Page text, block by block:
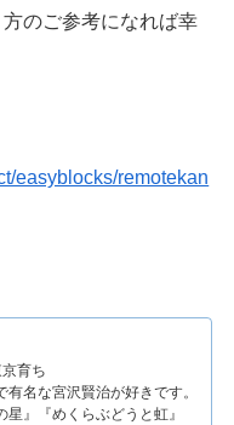
のご参考になれば幸
easyblocks/remotekan
育ち
有名な宮沢賢治が好きです。
』『めくらぶどうと虹』